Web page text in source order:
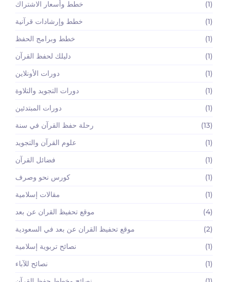
خطط وأسعار الاشتراك
(1)
خطط وإرشادات قرآنية
(1)
خطط وبرامج الحفظ
(1)
دليلك لحفظ القرآن
(1)
دورات الأونلاين
(1)
دورات التجويد والتلاوة
(1)
دورات المبتدئين
(1)
رحلة حفظ القرآن في سنة
(13)
علوم القرآن والتجويد
(1)
فضائل القرآن
(1)
كورس نحو وصرف
(1)
مقالات إسلامية
(1)
موقع تحفيظ القران عن بعد
(4)
موقع تحفيظ القران عن بعد في السعودية
(2)
نصائح تربوية إسلامية
(1)
نصائح للآباء
(1)